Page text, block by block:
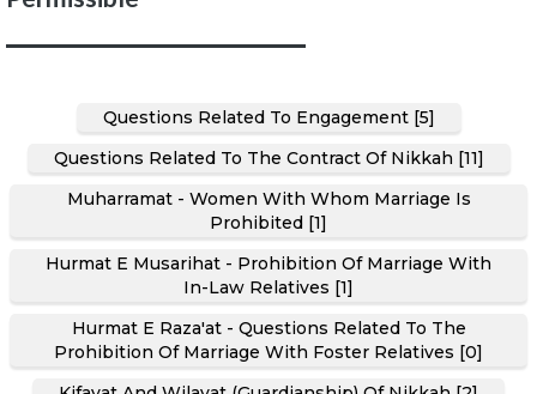
Questions Related To Engagement [5]
Questions Related To The Contract Of Nikkah [11]
Muharramat - Women With Whom Marriage Is
Prohibited [1]
Hurmat E Musarihat - Prohibition Of Marriage With
In-Law Relatives [1]
Hurmat E Raza'at - Questions Related To The
Prohibition Of Marriage With Foster Relatives [0]